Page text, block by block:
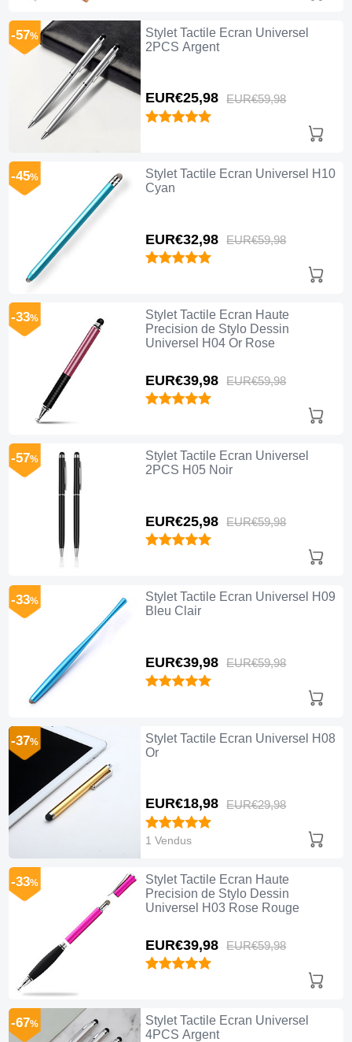
Stylet Tactile Ecran Universel
2PCS Argent
EUR€25,98 EUR€59,98
-57%
Stylet Tactile Ecran Universel H10
Cyan
EUR€32,98 EUR€59,98
-45%
Stylet Tactile Ecran Haute
Precision de Stylo Dessin
Universel H04 Or Rose
EUR€39,98 EUR€59,98
-33%
Stylet Tactile Ecran Universel
2PCS H05 Noir
EUR€25,98 EUR€59,98
-57%
Stylet Tactile Ecran Universel H09
Bleu Clair
EUR€39,98 EUR€59,98
-33%
Stylet Tactile Ecran Universel H08
Or
EUR€18,98 EUR€29,98
-37%
1 Vendus
Stylet Tactile Ecran Haute
Precision de Stylo Dessin
Universel H03 Rose Rouge
EUR€39,98 EUR€59,98
-33%
Stylet Tactile Ecran Universel
4PCS Argent
-67%